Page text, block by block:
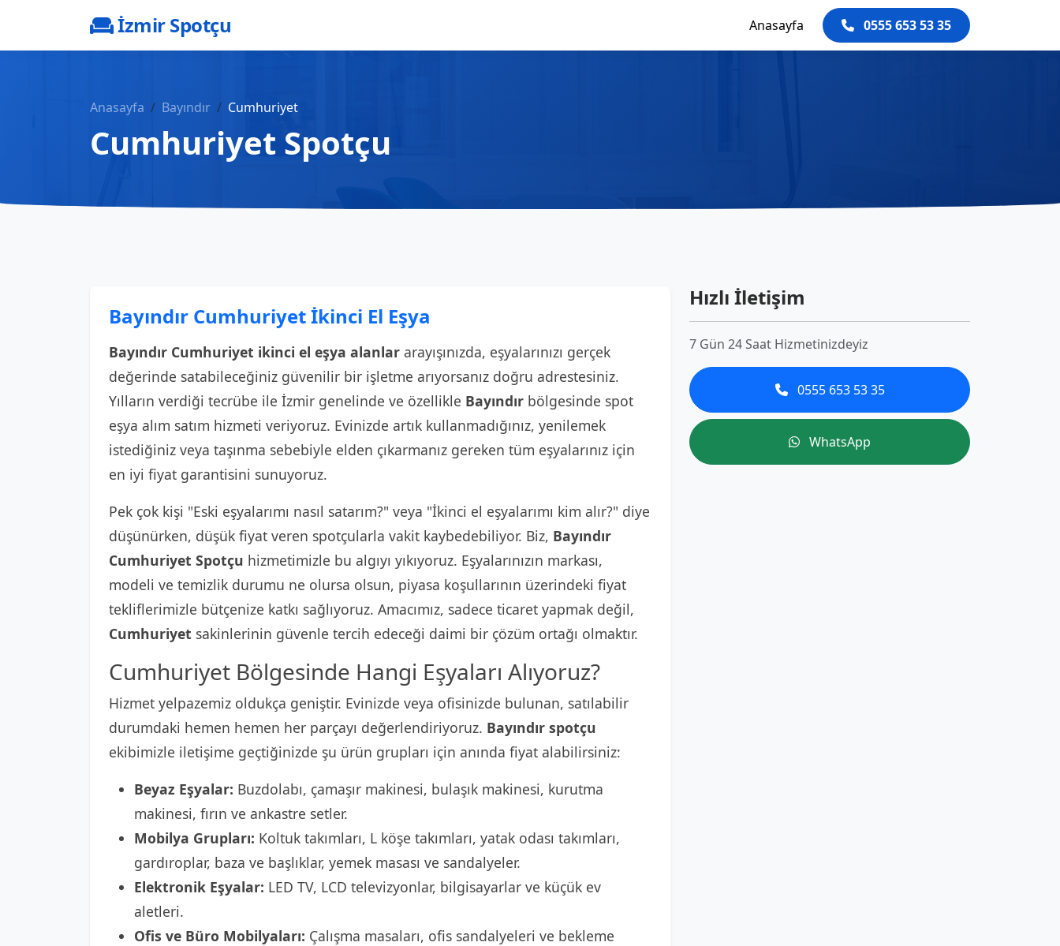
İzmir Spotçu Anasayfa 0555 653 53 35
Anasayfa Bayındır Cumhuriyet
Cumhuriyet Spotçu
Bayındır Cumhuriyet İkinci El Eşya
Bayındır Cumhuriyet ikinci el eşya alanlar arayışınızda, eşyalarınızı gerçek
değerinde satabileceğiniz güvenilir bir işletme arıyorsanız doğru adrestesiniz.
Yılların verdiği tecrübe ile İzmir genelinde ve özellikle Bayındır bölgesinde spot
eşya alım satım hizmeti veriyoruz. Evinizde artık kullanmadığınız, yenilemek
istediğiniz veya taşınma sebebiyle elden çıkarmanız gereken tüm eşyalarınız için
en iyi fiyat garantisini sunuyoruz.
Pek çok kişi "Eski eşyalarımı nasıl satarım?" veya "İkinci el eşyalarımı kim alır?" diye
düşünürken, düşük fiyat veren spotçularla vakit kaybedebiliyor. Biz, Bayındır
Cumhuriyet Spotçu hizmetimizle bu algıyı yıkıyoruz. Eşyalarınızın markası,
modeli ve temizlik durumu ne olursa olsun, piyasa koşullarının üzerindeki fiyat
tekliflerimizle bütçenize katkı sağlıyoruz. Amacımız, sadece ticaret yapmak değil,
Cumhuriyet sakinlerinin güvenle tercih edeceği daimi bir çözüm ortağı olmaktır.
Cumhuriyet Bölgesinde Hangi Eşyaları Alıyoruz?
Hizmet yelpazemiz oldukça geniştir. Evinizde veya ofisinizde bulunan, satılabilir
durumdaki hemen hemen her parçayı değerlendiriyoruz. Bayındır spotçu
ekibimizle iletişime geçtiğinizde şu ürün grupları için anında fiyat alabilirsiniz:
Beyaz Eşyalar: Buzdolabı, çamaşır makinesi, bulaşık makinesi, kurutma
makinesi, fırın ve ankastre setler.
Mobilya Grupları: Koltuk takımları, L köşe takımları, yatak odası takımları,
gardıroplar, baza ve başlıklar, yemek masası ve sandalyeler.
Elektronik Eşyalar: LED TV, LCD televizyonlar, bilgisayarlar ve küçük ev
aletleri.
Ofis ve Büro Mobilyaları: Çalışma masaları, ofis sandalyeleri ve bekleme
Hızlı İletişim
7 Gün 24 Saat Hizmetinizdeyiz
0555 653 53 35
WhatsApp